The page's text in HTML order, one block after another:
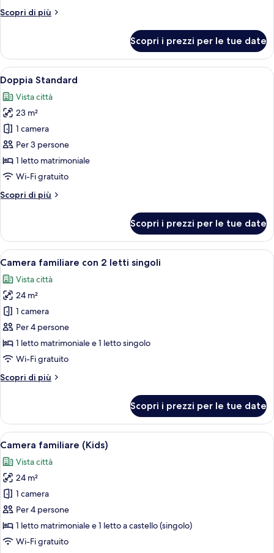
letti
Scopri di più
Altri
Standard
con
2
letti
singoli
Scopri i prezzi per le tue date
Apri
tutte
le
foto
per
Doppia
Standard
Una camera d'albergo con un letto
7
Doppia Standard
Vista città
23 m²
1 camera
Per 3 persone
1 letto matrimoniale
Wi-Fi gratuito
Scopri di più
Altri
Standard
Scopri i prezzi per le tue date
Apri
tutte
le
foto
per
Camera
familiare
con
letti
Camera d'albergo con due letti, un
6
Camera familiare con 2 letti singoli
Vista città
24 m²
1 camera
Per 4 persone
1 letto matrimoniale e 1 letto singolo
Wi-Fi gratuito
Scopri di più
Altri
familiare
con
2
singoli
Scopri i prezzi per le tue date
Apri
tutte
le
foto
per
Camera
familiare
(Kids)
Una camera d'albergo con un letto
6
Camera familiare (Kids)
Vista città
24 m²
1 camera
Per 4 persone
1 letto matrimoniale e 1 letto a castello (singolo)
Wi-Fi gratuito